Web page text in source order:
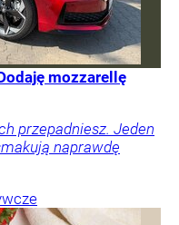
mozzarellę
przepadniesz. Jeden
naprawdę